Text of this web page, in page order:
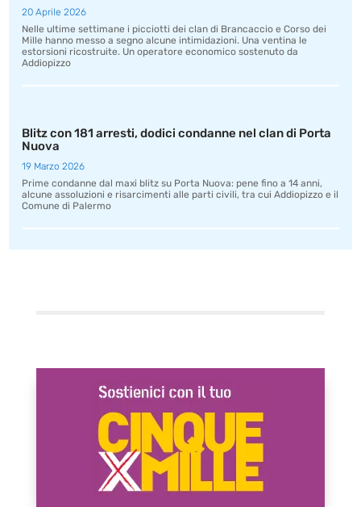
20 Aprile 2026
Nelle ultime settimane i picciotti dei clan di Brancaccio e Corso dei
Mille hanno messo a segno alcune intimidazioni. Una ventina le
estorsioni ricostruite. Un operatore economico sostenuto da
Addiopizzo
Blitz con 181 arresti, dodici condanne nel clan di Porta
Nuova
19 Marzo 2026
Prime condanne dal maxi blitz su Porta Nuova: pene fino a 14 anni,
alcune assoluzioni e risarcimenti alle parti civili, tra cui Addiopizzo e il
Comune di Palermo